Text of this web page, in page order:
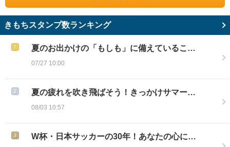
きもちスタンプ数ランキング
夏のお出かけの「もしも」に備えているこ…
07/27 10:00
夏の疲れを吹き飛ばそう！きっかけサマー…
08/03 10:57
W杯・日本サッカーの30年！あなたの心に…